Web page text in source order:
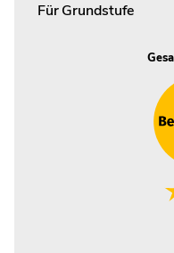
Für Grundstufe